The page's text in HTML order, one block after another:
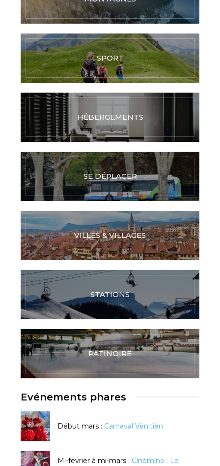
SPORT
HÉBERGEMENTS
SE DÉPLACER
VILLES & VILLAGES
STATIONS
PATINOIRE
Evénements phares
Début mars : Carnaval Vénitien
Mi-février à mi-mars : Cinémino : Le